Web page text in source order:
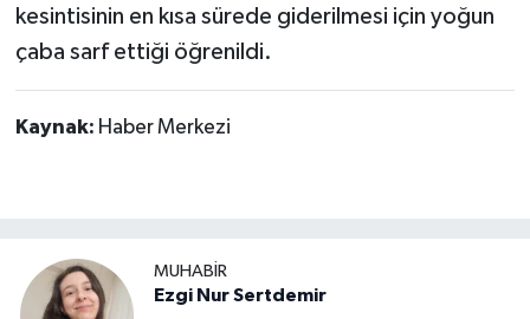
kesintisinin en kısa sürede giderilmesi için yoğun
çaba sarf ettiği öğrenildi.
Kaynak: Haber Merkezi
MUHABİR
Ezgi Nur Sertdemir